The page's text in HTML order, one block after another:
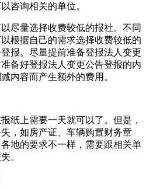
咨询相关的单位。
尽量选择收费较低的报社。不同
根据自己的需求选择收费较低的
报。尽量提前准备登报法人变更
备好登报法人变更公告登报的内
内容而产生额外的费用。
纸上需要一天就可以了。但是，
，如房产证、车辆购置财务章
地的要求不一样，需要跟相关单
。